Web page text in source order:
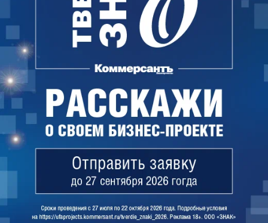
В федерации уверены, что «вопрос нуждается в
широком общественном обсуждении», а
«подобные реформы в пенсионной системе
должны сопровождаться одновременным
принятием государственных социальных
программ, связанных с созданием рабочих мест,
обеспечением доступности и качества
медицинских услуг, увеличением доходов
граждан и продолжительности жизни».
Такие меры, уверены в организации, пока не
разработаны. Башкирские профсоюзы, как
сообщили в федерации, намерены настаивать на